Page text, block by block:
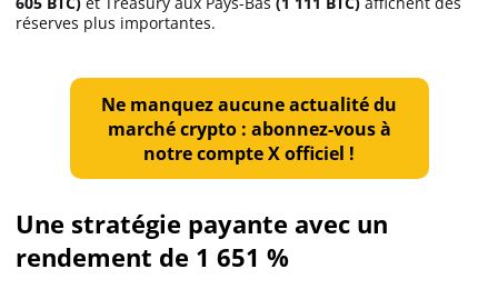
Meilleures plateformes
Meilleurs wallets
réserves plus importantes.
Ne manquez aucune actualité du
marché crypto : abonnez-vous à
notre compte X officiel !
Une stratégie payante avec un
rendement de 1 651 %